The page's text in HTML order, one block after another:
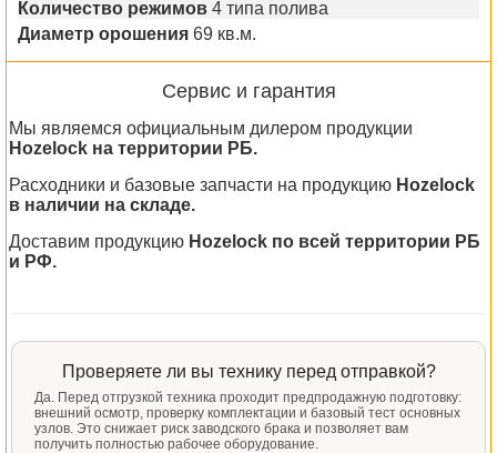
Количество режимов 4 типа полива
Диаметр орошения 69 кв.м.
Сервис и гарантия
Мы являемся официальным дилером продукции
Hozelock на территории РБ.
Расходники и базовые запчасти на продукцию Hozelock
в наличии на складе.
Доставим продукцию Hozelock по всей территории РБ
и РФ.
Проверяете ли вы технику перед отправкой?
Да. Перед отгрузкой техника проходит предпродажную подготовку:
внешний осмотр, проверку комплектации и базовый тест основных
узлов. Это снижает риск заводского брака и позволяет вам
получить полностью рабочее оборудование.